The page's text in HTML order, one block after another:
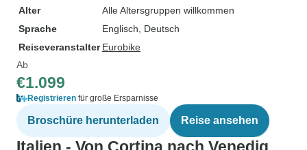
Alter
Alle Altersgruppen willkommen
Sprache
Englisch, Deutsch
Reiseveranstalter Eurobike
Ab
€1.099
Registrieren für große Ersparnisse
Broschüre herunterladen Reise ansehen